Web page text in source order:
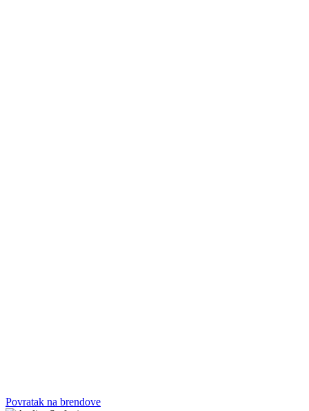
Povratak na brendove